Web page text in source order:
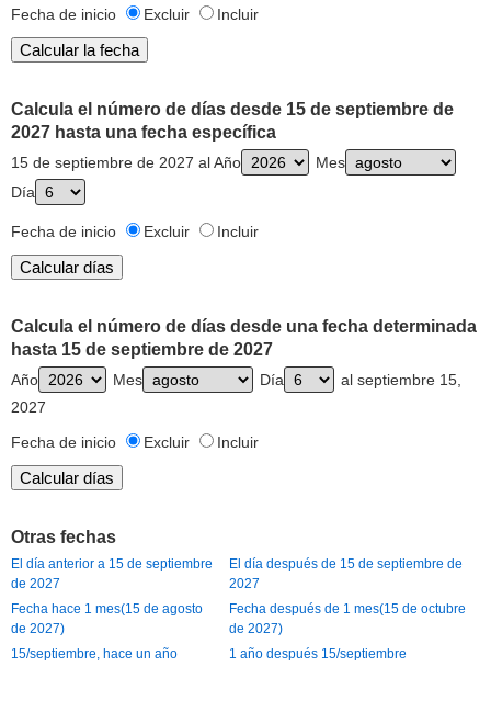
Fecha de inicio Excluir Incluir
Calcula el número de días desde 15 de septiembre de
2027 hasta una fecha específica
15 de septiembre de 2027 al Año
Mes
Día
Fecha de inicio Excluir Incluir
Calcula el número de días desde una fecha determinada
hasta 15 de septiembre de 2027
Año Mes Día
al septiembre 15,
2027
Fecha de inicio
Excluir Incluir
Otras fechas
El día anterior a 15 de septiembre
de 2027
El día después de 15 de septiembre de
2027
Fecha hace 1 mes(15 de agosto
de 2027)
Fecha después de 1 mes(15 de octubre
de 2027)
15/septiembre, hace un año
1 año después 15/septiembre